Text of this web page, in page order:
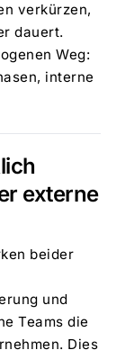
verkürzen,
dauert.
Weg:
interne
externe
beider
und
Teams die
Dies